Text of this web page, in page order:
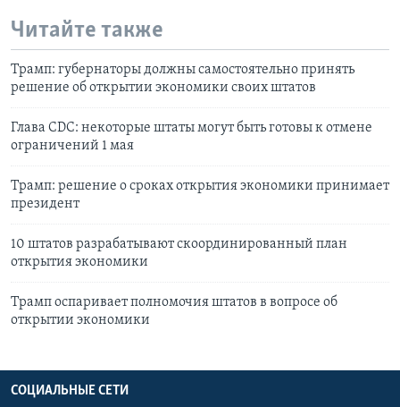
Читайте также
Трамп: губернаторы должны самостоятельно принять
решение об открытии экономики своих штатов
Глава CDC: некоторые штаты могут быть готовы к отмене
ограничений 1 мая
Трамп: решение о сроках открытия экономики принимает
президент
10 штатов разрабатывают скоординированный план
открытия экономики
Трамп оспаривает полномочия штатов в вопросе об
открытии экономики
СОЦИАЛЬНЫЕ СЕТИ